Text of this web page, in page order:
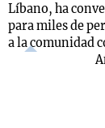
Líbano, ha
para miles de
a la comunidad